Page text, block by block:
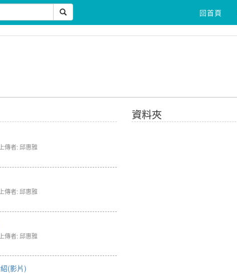
回首頁
上傳者: 邱惠雅
上傳者: 邱惠雅
上傳者: 邱惠雅
(影片)
資料夾